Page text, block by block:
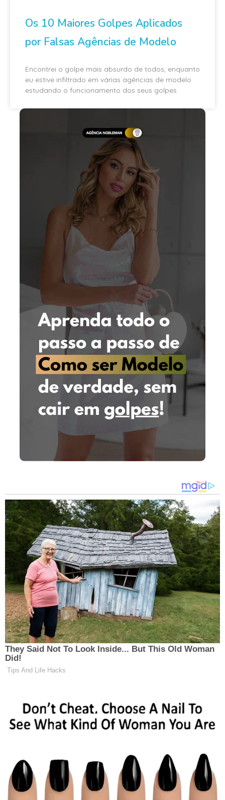
Os 10 Maiores Golpes Aplicados
por Falsas Agências de Modelo
Encontrei o golpe mais absurdo de todos, enquanto
eu estive infiltrado em várias agências de modelo
estudando o funcionamento dos seus golpes